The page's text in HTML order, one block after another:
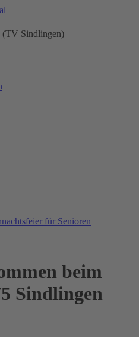
(TV Sindlingen)
für Senioren
beim
Sindlingen